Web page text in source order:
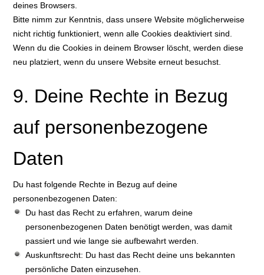
deines Browsers.
Bitte nimm zur Kenntnis, dass unsere Website möglicherweise
nicht richtig funktioniert, wenn alle Cookies deaktiviert sind.
Wenn du die Cookies in deinem Browser löscht, werden diese
neu platziert, wenn du unsere Website erneut besuchst.
9. Deine Rechte in Bezug
auf personenbezogene
Daten
Du hast folgende Rechte in Bezug auf deine
personenbezogenen Daten:
Du hast das Recht zu erfahren, warum deine
personenbezogenen Daten benötigt werden, was damit
passiert und wie lange sie aufbewahrt werden.
Auskunftsrecht: Du hast das Recht deine uns bekannten
persönliche Daten einzusehen.